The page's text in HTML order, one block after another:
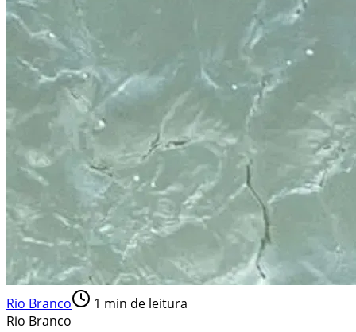
Rio Branco 1 min de leitura
Rio Branco